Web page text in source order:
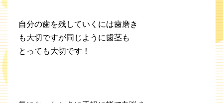
自分の歯を残していくには歯磨き
も大切ですが同じように歯茎も
とっても大切です！